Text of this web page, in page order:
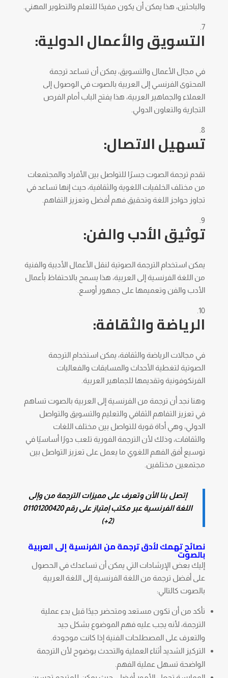
والباحثين، هذا يمكن أن يكون مفيدًا للتعلم والتطوير المهني.
التسويق والأعمال الدولية:
في مجال الأعمال والتسويق، يمكن أن تساعد ترجمة
المحتوى الفرنسي إلى العربية بالصوت في الوصول إلى
العملاء والجماهير العربية، هذا يفتح الباب أمام الفرص
التجارية والتعاون الدولي.
تسهيل الاتصال:
تقدم ترجمة الصوت جسرًا للتواصل بين الأفراد والمجتمعات
من مختلف الخلفيات اللغوية والثقافية، حيث إنها تساعد في
تجاوز حواجز اللغة وتحقيق فهم أفضل وتعزيز التفاهم.
توثيق الأدب والفن:
يمكن استخدام الترجمة الصوتية لنقل الأعمال الأدبية والفنية
من اللغة الفرنسية إلى العربية، هذا يسمح بالاحتفاظ بأعمال
الأدب والفن وتعميمها على جمهور أوسع.
الرياضة والثقافة:
في مجالات الرياضة والثقافة، يمكن استخدام الترجمة
الصوتية لتغطية الأحداث والمسابقات والفعاليات
الفرنكوفونية وتقديمها للجماهير العربية.
وهنا نجد أن ترجمة من الفرنسية إلى العربية بالصوت تساهم
في تعزيز التفاهم الثقافي والتعليم والتسويق والتواصل
الدولي، وهي أداة قوية للتواصل بين مختلف اللغات
والثقافات، وذلك لأن الترجمة الفورية تلعب دورًا أساسيًا في
توسيع أفق الفهم اللغوي ما يعمل على تعزيز التواصل بين
مجتمعين مختلفين.
إتصل بنا الأن وتعرف على مميزات الترجمة من وإلى
اللغة الفرنسية عبر مكتب إمتياز على رقم01101200420
(2+)
نصائح تهمك لأدقترجمة من الفرنسية إلى العربية
بالصوت
إليك بعض الإرشادات التي يمكن أن تساعدك في الحصول
على أفضل ترجمة من اللغة الفرنسية إلى اللغة العربية
بالصوت كالتالي:
تأكد من أن تكون مستعد ومتحضر جيدًا قبل بدء عملية
الترجمة، لأنه يجب عليه فهم الموضوع بشكل جيد
والتعرف على المصطلحات الفنية إذا كانت موجودة.
التركيز الشديد أثناء العملية والتحدث بوضوح لأن الترجمة
الواضحة تسهل عملية الفهم.